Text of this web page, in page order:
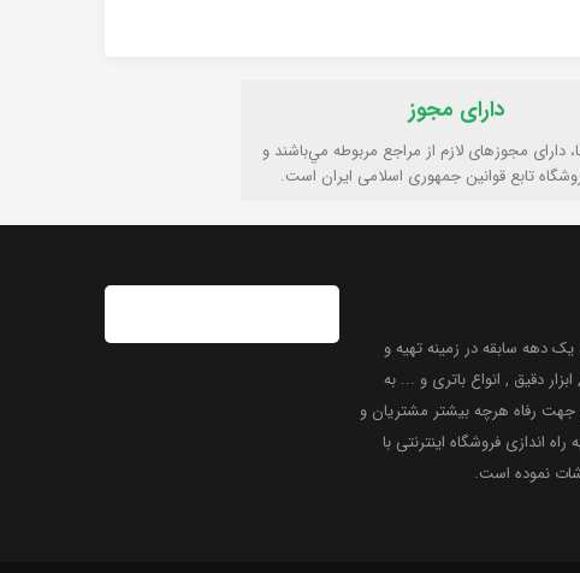
دارای مجوز
دارای مجوزهای لازم از مراجع مربوطه مي‌باشند و
تابع قوانين جمهوری اسلامی ايران است.
دهه سابقه در زمینه تهیه و
دقیق , انواع باتری و ... به
رفاه هرچه بیشتر مشتریان و
اندازی فروشگاه اینترنتی با
نموده است.